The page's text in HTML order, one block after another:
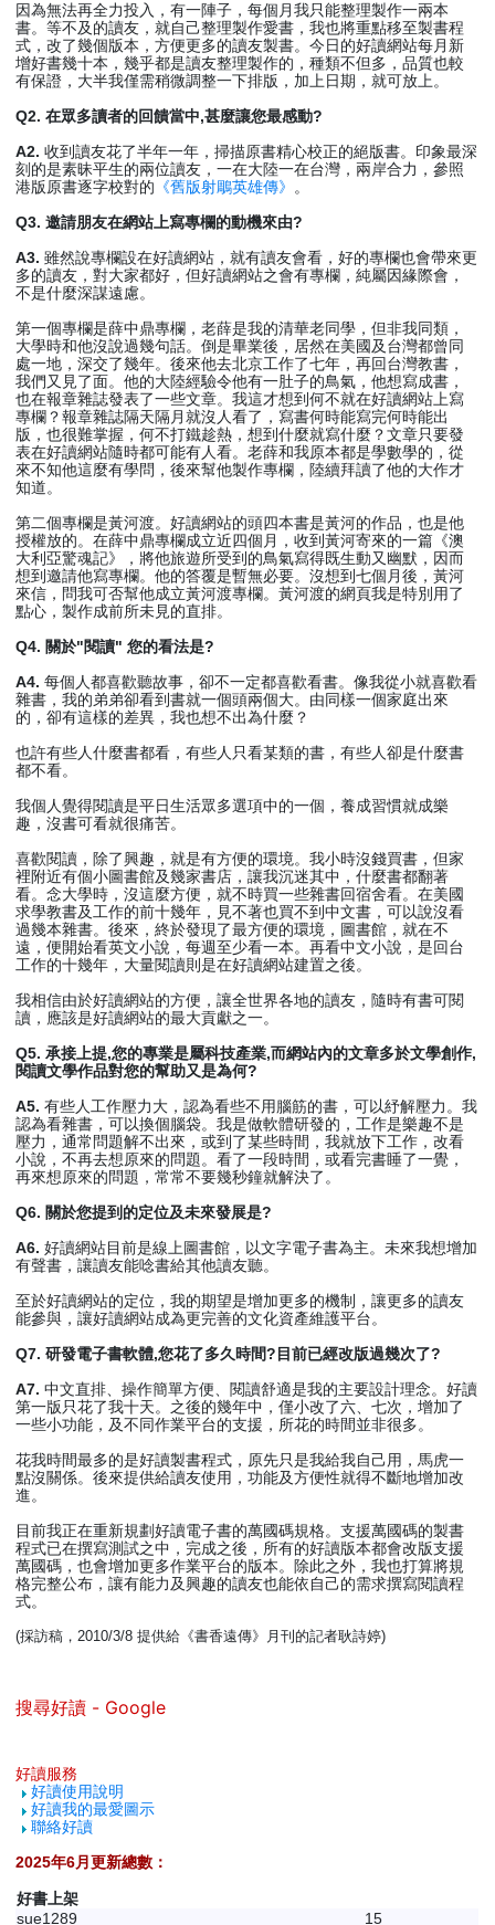
因為無法再全力投入，有一陣子，每個月我只能整理製作一兩本
書。等不及的讀友，就自己整理製作愛書，我也將重點移至製書程
式，改了幾個版本，方便更多的讀友製書。今日的好讀網站每月新
增好書幾十本，幾乎都是讀友整理製作的，種類不但多，品質也較
有保證，大半我僅需稍微調整一下排版，加上日期，就可放上。
Q2. 在眾多讀者的回饋當中,甚麼讓您最感動?
A2. 收到讀友花了半年一年，掃描原書精心校正的絕版書。印象最深
刻的是素昧平生的兩位讀友，一在大陸一在台灣，兩岸合力，參照
港版原書逐字校對的 《舊版射鵰英雄傳》 。
Q3. 邀請朋友在網站上寫專欄的動機來由?
A3. 雖然說專欄設在好讀網站，就有讀友會看，好的專欄也會帶來更
多的讀友，對大家都好，但好讀網站之會有專欄，純屬因緣際會，
不是什麼深謀遠慮。
第一個專欄是薛中鼎專欄，老薛是我的清華老同學，但非我同類，
大學時和他沒說過幾句話。倒是畢業後，居然在美國及台灣都曾同
處一地，深交了幾年。後來他去北京工作了七年，再回台灣教書，
我們又見了面。他的大陸經驗令他有一肚子的鳥氣，他想寫成書，
也在報章雜誌發表了一些文章。我這才想到何不就在好讀網站上寫
專欄？報章雜誌隔天隔月就沒人看了，寫書何時能寫完何時能出
版，也很難掌握，何不打鐵趁熱，想到什麼就寫什麼？文章只要發
表在好讀網站隨時都可能有人看。老薛和我原本都是學數學的，從
來不知他這麼有學問，後來幫他製作專欄，陸續拜讀了他的大作才
知道。
第二個專欄是黃河渡。好讀網站的頭四本書是黃河的作品，也是他
授權放的。在薛中鼎專欄成立近四個月，收到黃河寄來的一篇《澳
大利亞驚魂記》，將他旅遊所受到的鳥氣寫得既生動又幽默，因而
想到邀請他寫專欄。他的答覆是暫無必要。沒想到七個月後，黃河
來信，問我可否幫他成立黃河渡專欄。黃河渡的網頁我是特別用了
點心，製作成前所未見的直排。
Q4. 關於"閱讀" 您的看法是?
A4. 每個人都喜歡聽故事，卻不一定都喜歡看書。像我從小就喜歡看
雜書，我的弟弟卻看到書就一個頭兩個大。由同樣一個家庭出來
的，卻有這樣的差異，我也想不出為什麼？
也許有些人什麼書都看，有些人只看某類的書，有些人卻是什麼書
都不看。
我個人覺得閱讀是平日生活眾多選項中的一個，養成習慣就成樂
趣，沒書可看就很痛苦。
喜歡閱讀，除了興趣，就是有方便的環境。我小時沒錢買書，但家
裡附近有個小圖書館及幾家書店，讓我沉迷其中，什麼書都翻著
看。念大學時，沒這麼方便，就不時買一些雜書回宿舍看。在美國
求學教書及工作的前十幾年，見不著也買不到中文書，可以說沒看
過幾本雜書。後來，終於發現了最方便的環境，圖書館，就在不
遠，便開始看英文小說，每週至少看一本。再看中文小說，是回台
工作的十幾年，大量閱讀則是在好讀網站建置之後。
我相信由於好讀網站的方便，讓全世界各地的讀友，隨時有書可閱
讀，應該是好讀網站的最大貢獻之一。
Q5. 承接上提,您的專業是屬科技產業,而網站內的文章多於文學創作,
閱讀文學作品對您的幫助又是為何?
A5. 有些人工作壓力大，認為看些不用腦筋的書，可以紓解壓力。我
認為看雜書，可以換個腦袋。我是做軟體研發的，工作是樂趣不是
壓力，通常問題解不出來，或到了某些時間，我就放下工作，改看
小說，不再去想原來的問題。看了一段時間，或看完書睡了一覺，
再來想原來的問題，常常不要幾秒鐘就解決了。
Q6. 關於您提到的定位及未來發展是?
A6. 好讀網站目前是線上圖書館，以文字電子書為主。未來我想增加
有聲書，讓讀友能唸書給其他讀友聽。
至於好讀網站的定位，我的期望是增加更多的機制，讓更多的讀友
能參與，讓好讀網站成為更完善的文化資產維護平台。
Q7. 研發電子書軟體,您花了多久時間?目前已經改版過幾次了?
A7. 中文直排、操作簡單方便、閱讀舒適是我的主要設計理念。好讀
第一版只花了我十天。之後的幾年中，僅小改了六、七次，增加了
一些小功能，及不同作業平台的支援，所花的時間並非很多。
花我時間最多的是好讀製書程式，原先只是我給我自己用，馬虎一
點沒關係。後來提供給讀友使用，功能及方便性就得不斷地增加改
進。
目前我正在重新規劃好讀電子書的萬國碼規格。支援萬國碼的製書
程式已在撰寫測試之中，完成之後，所有的好讀版本都會改版支援
萬國碼，也會增加更多作業平台的版本。除此之外，我也打算將規
格完整公布，讓有能力及興趣的讀友也能依自己的需求撰寫閱讀程
式。
(採訪稿，2010/3/8 提供給《書香遠傳》月刊的記者耿詩婷)
搜尋好讀 - Google
好讀服務
好讀使用說明
好讀我的最愛圖示
聯絡好讀
2025年6月更新總數：
好書上架
sue1289
15